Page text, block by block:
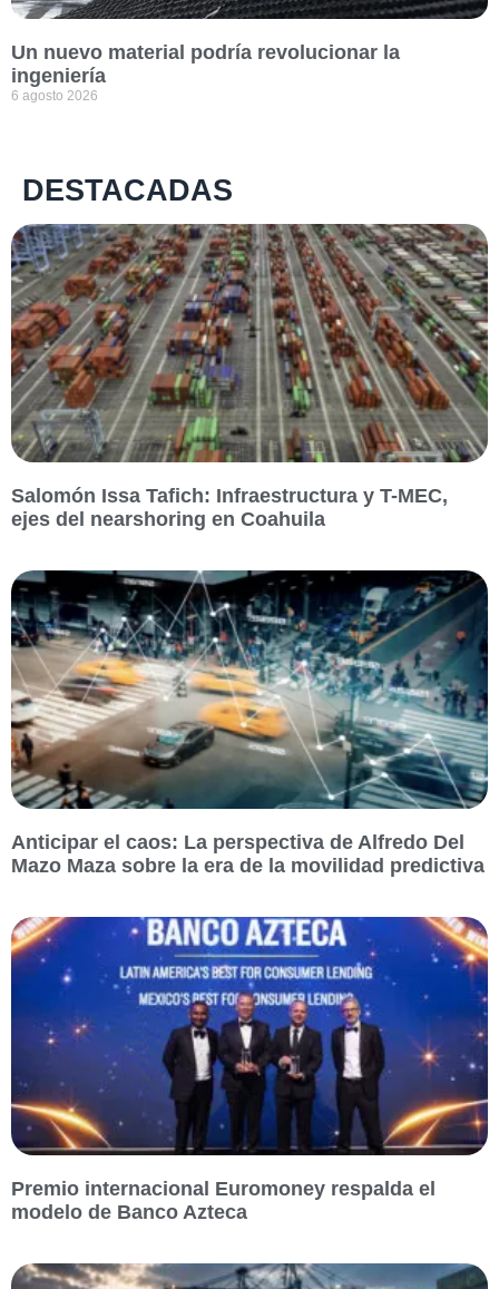
Un nuevo material podría revolucionar la
ingeniería
6 agosto 2026
DESTACADAS
Salomón Issa Tafich: Infraestructura y T-MEC,
ejes del nearshoring en Coahuila
Anticipar el caos: La perspectiva de Alfredo Del
Mazo Maza sobre la era de la movilidad predictiva
Premio internacional Euromoney respalda el
modelo de Banco Azteca